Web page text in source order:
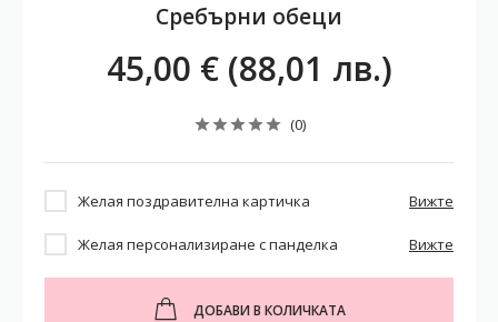
Сребърни обеци
45,00 € (88,01 лв.)
(0)
Желая поздравителна картичка Вижте
Желая персонализиране с панделка Вижте
ДОБАВИ В КОЛИЧКАТА